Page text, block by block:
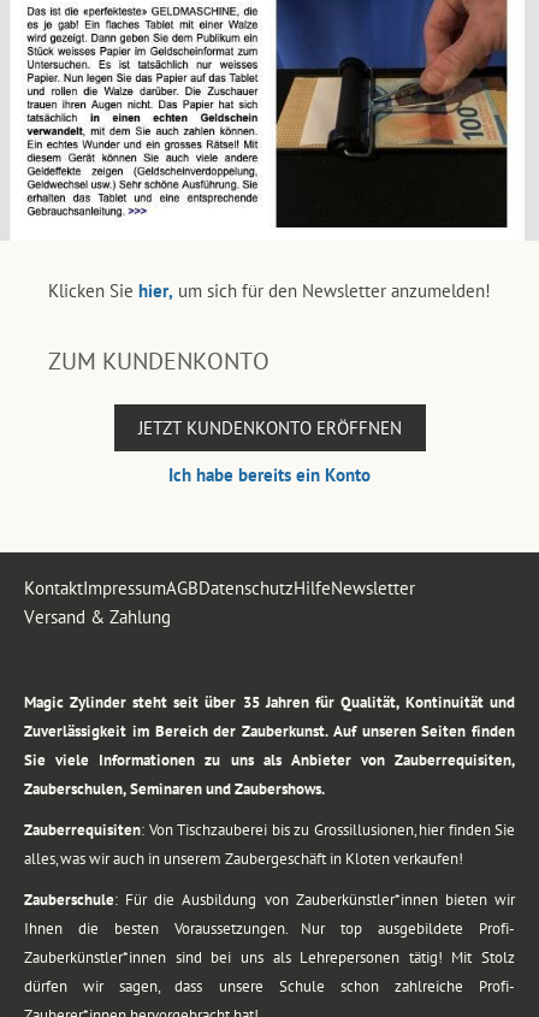
Klicken Sie hier, um sich für den Newsletter anzumelden!
ZUM KUNDENKONTO
JETZT KUNDENKONTO ERÖFFNEN
Ich habe bereits ein Konto
KontaktImpressumAGBDatenschutzHilfeNewsletter
Versand & Zahlung
Magic Zylinder steht seit über 35 Jahren für Qualität, Kontinuität und
Zuverlässigkeit im Bereich der Zauberkunst. Auf unseren Seiten finden
Sie viele Informationen zu uns als Anbieter von Zauberrequisiten,
Zauberschulen, Seminaren und Zaubershows.
Zauberrequisiten: Von Tischzauberei bis zu Grossillusionen, hier finden Sie
alles, was wir auch in unserem Zaubergeschäft in Kloten verkaufen!
Zauberschule: Für die Ausbildung von Zauberkünstler*innen bieten wir
Ihnen die besten Voraussetzungen. Nur top ausgebildete Profi-
Zauberkünstler*innen sind bei uns als Lehrepersonen tätig! Mit Stolz
dürfen wir sagen, dass unsere Schule schon zahlreiche Profi-